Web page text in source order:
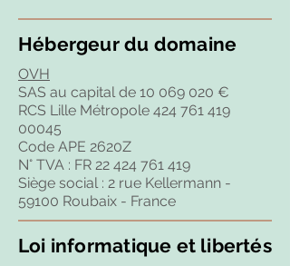
Hébergeur du domaine
OVH
SAS au capital de 10 069 020 €
RCS Lille Métropole 424 761 419
00045
Code APE 2620Z
N° TVA : FR 22 424 761 419
Siège social : 2 rue Kellermann -
59100 Roubaix - France
Loi informatique et libertés